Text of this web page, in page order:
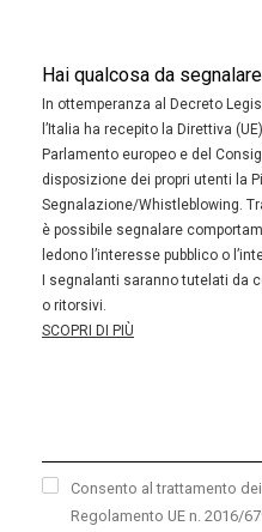
Hai qualcosa da
In ottemperanza al Decreto
l’Italia ha recepito la Direttiva
Parlamento europeo e del
disposizione dei propri utenti la
Segnalazione/Whistleblowing.
è possibile segnalare
ledono l’interesse pubblico o
I segnalanti saranno tutelati da
o ritorsivi.
SCOPRI DI PIÙ
Consento al trattamento
Regolamento UE n. 2016/